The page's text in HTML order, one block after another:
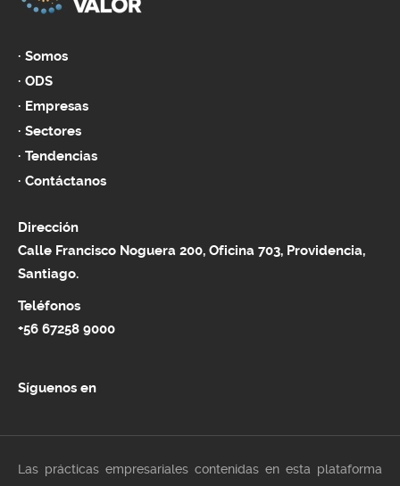
Somos
ODS
Empresas
Sectores
Tendencias
Contáctanos
Dirección
Calle Francisco Noguera 200, Oficina 703, Providencia,
Santiago.
Teléfonos
+56 67258 9000
Síguenos en
Las prácticas empresariales contenidas en esta plataforma